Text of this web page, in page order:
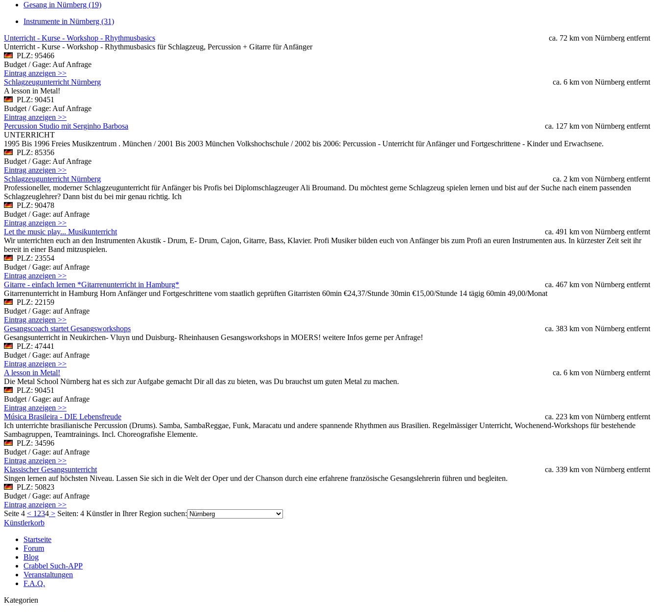
Gesang in Nürnberg (19)
Instrumente in Nürnberg (31)
ca. 72 km von Nürnberg entfernt
Unterricht - Kurse - Workshop - Rhythmusbasics
Unterricht - Kurse - Workshop - Rhythmusbasics für Schlagzeug, Percussion + Gitarre für Anfänger
PLZ: 95466
Budget / Gage: Auf Anfrage
Eintrag anzeigen >>
ca. 6 km von Nürnberg entfernt
Schlagzeugunterricht Nürnberg
A lesson in Metal!
PLZ: 90451
Budget / Gage: Auf Anfrage
Eintrag anzeigen >>
ca. 127 km von Nürnberg entfernt
Percussion Studio mit Serginho Barbosa
UNTERRICHT
1995 Bis 1996 Freies Musikzentrum . München / 2001 Bis 2003 München Volkshochschule / 2002 bis 2006: Percussion - Unterricht für Anfänger und Fortgeschrittene - Kinder und Erwachsene.
PLZ: 85356
Budget / Gage: Auf Anfrage
Eintrag anzeigen >>
ca. 2 km von Nürnberg entfernt
Schlagzeugunterricht Nürnberg
Professioneller, moderner Schlagzeugunterricht für Anfänger bis Profis bei Diplomschlagzeuger Ali Broumand. Du möchtest gerne Schlagzeug spielen lernen und bist auf der Suche nach einem passenden
Schlagzeuglehrer? Dann bist du bei mir genau richtig. Ich
PLZ: 90478
Budget / Gage: auf Anfrage
Eintrag anzeigen >>
ca. 491 km von Nürnberg entfernt
Let the music play... Musikunterricht
Wir unterrichten euch an den Instrumenten Akustik - Drum, E- Drum, Cajon, Gitarre, Bass, Klavier. Profi Musiker bilden euch von Anfänger bis zum Profi an euren Instrumenten aus. In kürzester Zeit seit ihr
bereit in einer Band mitzuspielen.
PLZ: 23554
Budget / Gage: auf Anfrage
Eintrag anzeigen >>
ca. 467 km von Nürnberg entfernt
Gitarre - einfach lernen *Gitarrenunterricht in Hamburg*
Gitarrenunterricht in Hamburg Horn Anfänger und Fortgeschrittene vom staatlich geprüften Gitarristen 60min €24,37/Stunde 30min €15,00/Stunde 14 tägig 60min 49,00/Monat
PLZ: 22159
Budget / Gage: auf Anfrage
Eintrag anzeigen >>
ca. 383 km von Nürnberg entfernt
Gesangscoach startet Gesangsworkshops
Gesangsunterricht in Neukirchen- Vluyn und Duisburg- Rheinhausen Gesangsworkshops in MOERS! weitere Infos gerne per Anfrage!
PLZ: 47441
Budget / Gage: auf Anfrage
Eintrag anzeigen >>
ca. 6 km von Nürnberg entfernt
A lesson in Metal!
Die Metal School Nürnberg hat es sich zur Aufgabe gemacht Dir all das zu bieten, was Du brauchst um guten Metal zu machen.
PLZ: 90451
Budget / Gage: auf Anfrage
Eintrag anzeigen >>
ca. 223 km von Nürnberg entfernt
Música Brasileira - DIE Lebensfreude
Ich unterrichte brasilianische Percussion (Drums). Samba, SambaReggae, Funk, Maracatu und andere spannende Rhythmen aus Brasilien. Regelmässiger Unterricht, Wochenend-Workshops für bestehende
Sambagruppen, Teamtrainings. Incl. Choreografishe Elemente.
PLZ: 34596
Budget / Gage: auf Anfrage
Eintrag anzeigen >>
ca. 339 km von Nürnberg entfernt
Klassischer Gesangsunterricht
Singen lernen auf höchsten Niveau. Lassen Sie sich in die Welt der Oper und der Chanson durch eine erfahrene französische Gesangslehrerin führen und begleiten.
PLZ: 50823
Budget / Gage: auf Anfrage
Eintrag anzeigen >>
Seite 4 < 1 234 > Seiten: 4 Künstler in Ihrer Region suchen:
Künstlerkorb
Startseite
Forum
Blog
Crabbel Such-APP
Veranstaltungen
F.A.Q.
Kategorien